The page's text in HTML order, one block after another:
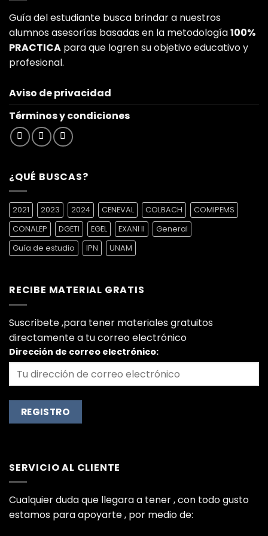
Guía del estudiante busca brindar a nuestros
alumnos asesorías basadas en la metodología100%
PRACTICA para que logren su objetivo educativo y
profesional.
Aviso de privacidad
Términos y condiciones
¿QUÉ BUSCAS?
2021 2023 2024 CENEVAL COLBACH
COMIPEMS
CONALEP
DGETI EGEL EXANI II
General
Guía de estudio
IPN UNAM
RECIBE MATERIAL GRATIS
Suscribete ,para tener materiales gratuitos
directamente a tu correo electrónico
Dirección de correo electrónico:
SERVICIO AL CLIENTE
Cualquier duda que llegara a tener , con todo gusto
estamos para apoyarte , por medio de: